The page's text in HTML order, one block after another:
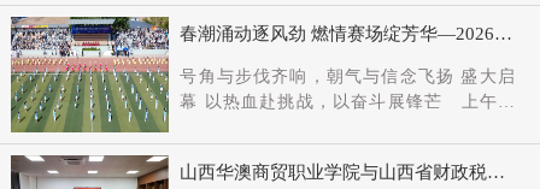
记、督导专员职务。省委教育工委主持日
常工作的副书记（正厅长级），省教育厅
党组成员、副厅长王军出席会议并讲话。
新任党委书记杨明军同志、理事长刘耀国
分别作表态发言，刘国垠同志主持会议。
省委组织部干部六处、省委教育工委组织
春潮涌动逐风劲 燃情赛场绽芳华—2026年
号角与步伐齐响，朝气与信念飞扬 盛大启
幕 以热血赴挑战，以奋斗展锋芒 上午9
扬，国旗护卫队整齐着装、身姿挺拔、精
山西华澳商贸职业学院与山西省财政税务